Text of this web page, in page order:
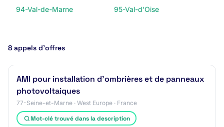
94-Val-de-Marne
95-Val-d'Oise
8 appels d’offres
AMI pour installation d'ombrières et de panneaux
photovoltaiques
77-Seine-et-Marne · West Europe · France
Mot-clé trouvé dans la description